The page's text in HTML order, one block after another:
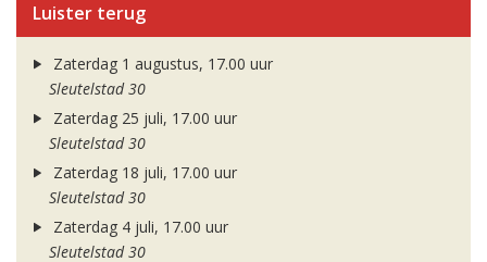
Luister terug
Zaterdag 1 augustus, 17.00 uur
Sleutelstad 30
Zaterdag 25 juli, 17.00 uur
Sleutelstad 30
Zaterdag 18 juli, 17.00 uur
Sleutelstad 30
Zaterdag 4 juli, 17.00 uur
Sleutelstad 30